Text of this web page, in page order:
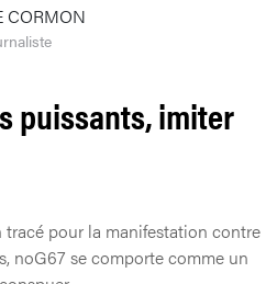
CORMON
puissants, imiter
pour la manifestation contre
noG67 se comporte comme un